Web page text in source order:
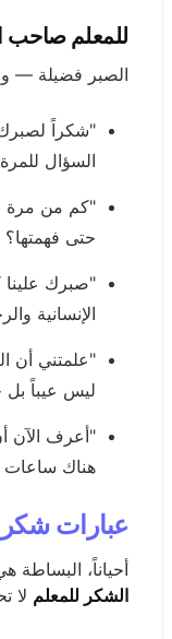
للمعلم صاحب
الصبر فضيلة —
"شكراً
السؤال
"كم من مرة
حتى
"صبرك
الإنسانية
"علمتني أن
ليس عيباً
"أعرف الآن
هناك ساعات
عبارات شكر
أحياناً، البساطة
الشكر للمعلم لا